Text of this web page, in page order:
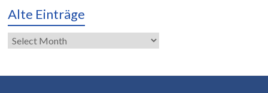
Alte Einträge
Alte
Einträge